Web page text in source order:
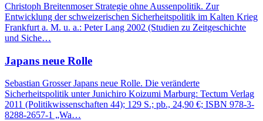
Christoph Breitenmoser Strategie ohne Aussenpolitik. Zur
Entwicklung der schweizerischen Sicherheitspolitik im Kalten Krieg
Frankfurt a. M. u. a.: Peter Lang 2002 (Studien zu Zeitgeschichte
und Siche…
Japans neue Rolle
Sebastian Grosser Japans neue Rolle. Die veränderte
Sicherheitspolitik unter Junichiro Koizumi Marburg: Tectum Verlag
2011 (Politikwissenschaften 44); 129 S.; pb., 24,90 €; ISBN 978-3-
8288-2657-1 „Wa…